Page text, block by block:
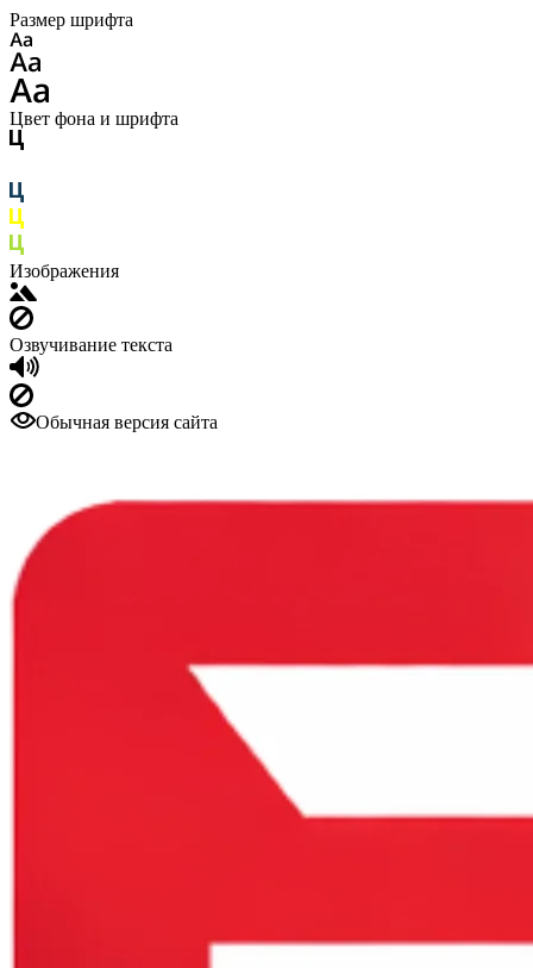
Размер шрифта
Цвет фона и шрифта
Изображения
Озвучивание текста
Обычная версия сайта